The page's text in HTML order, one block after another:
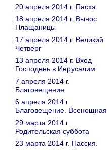
20 апреля 2014 г. Пасха
18 апреля 2014 г. Вынос
Плащаницы
17 апреля 2014 г. Великий
Четверг
13 апреля 2014 г. Вход
Господень в Иерусалим
7 апреля 2014 г.
Благовещение
6 апреля 2014 г.
Благовещение. Всенощная
29 марта 2014 г.
Родительская суббота
23 марта 2014 г. Пассия.